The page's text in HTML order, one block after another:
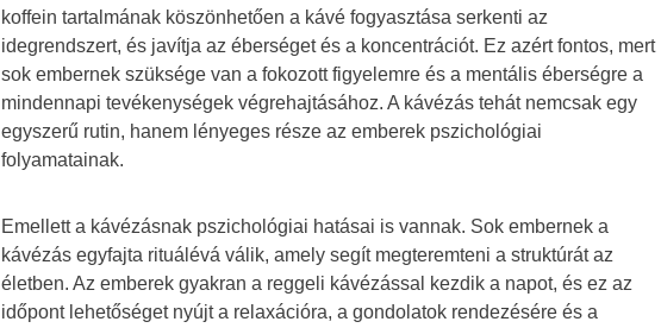
koffein tartalmának köszönhetően a kávé fogyasztása serkenti az
idegrendszert, és javítja az éberséget és a koncentrációt. Ez azért fontos, mert
sok embernek szüksége van a fokozott figyelemre és a mentális éberségre a
mindennapi tevékenységek végrehajtásához. A kávézás tehát nemcsak egy
egyszerű rutin, hanem lényeges része az emberek pszichológiai
folyamatainak.
Emellett a kávézásnak pszichológiai hatásai is vannak. Sok embernek a
kávézás egyfajta rituálévá válik, amely segít megteremteni a struktúrát az
életben. Az emberek gyakran a reggeli kávézással kezdik a napot, és ez az
időpont lehetőséget nyújt a relaxációra, a gondolatok rendezésére és a